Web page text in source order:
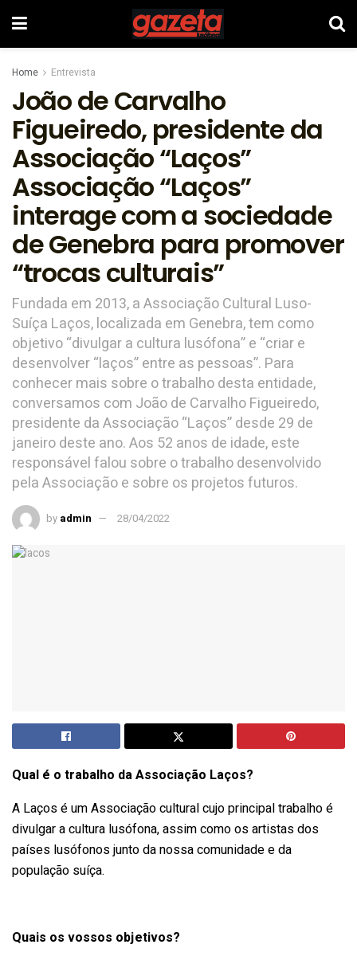
Home Entrevista
João de Carvalho
Figueiredo, presidente da
Associação “Laços”
Associação “Laços”
interage com a sociedade
de Genebra para promover
“trocas culturais”
Fundada em 2013, a Associação Cultural Luso-
Suíça Laços, localizada em Genebra, tem como
objetivo “divulgar a cultura lusófona” e “criar e
desenvolver “laços” entre as pessoas”. Para
conhecer mais sobre o trabalho desta entidade,
conversamos com João de Carvalho Figueiredo,
presidente da Associação “Laços” desde 29 de
janeiro deste ano. Aos 52 anos de idade, este
responsável falou sobre o trabalho desenvolvido
pela Associação e sobre os projetos futuros.
by admin 28/04/2022
Qual é o trabalho da Associação Laços?
A Laços é um Associação cultural cujo principal trabalho é
divulgar a cultura lusófona, assim como os artistas dos
países lusófonos junto da nossa comunidade e da
população suíça.
Quais os vossos objetivos?